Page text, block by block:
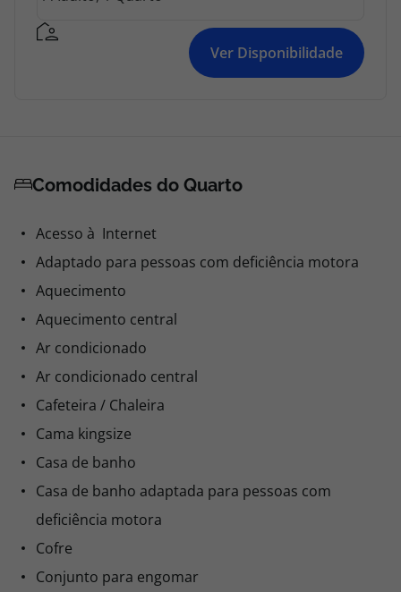
Ver Disponibilidade
Comodidades do Quarto
Acesso à Internet
Adaptado para pessoas com deficiência motora
Aquecimento
Aquecimento central
Ar condicionado
Ar condicionado central
Cafeteira / Chaleira
Cama kingsize
Casa de banho
Casa de banho adaptada para pessoas com
deficiência motora
Cofre
Conjunto para engomar